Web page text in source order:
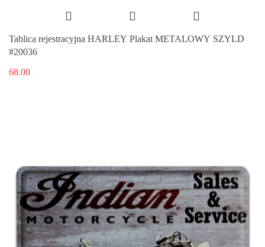
Tablica rejestracyjna HARLEY Plakat METALOWY SZYLD
#20036
68.00